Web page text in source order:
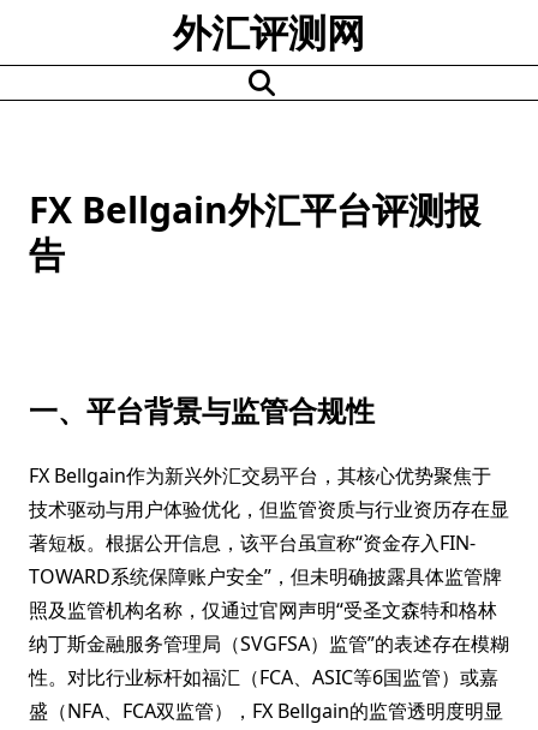
content
外汇评测网
FX Bellgain外汇平台评测报
告
一、平台背景与监管合规性
FX Bellgain作为新兴外汇交易平台，其核心优势聚焦于
技术驱动与用户体验优化，但监管资质与行业资历存在显
著短板。根据公开信息，该平台虽宣称“资金存入FIN-
TOWARD系统保障账户安全”，但未明确披露具体监管牌
照及监管机构名称，仅通过官网声明“受圣文森特和格林
纳丁斯金融服务管理局（SVGFSA）监管”的表述存在模糊
性。对比行业标杆如福汇（FCA、ASIC等6国监管）或嘉
盛（NFA、FCA双监管），FX Bellgain的监管透明度明显